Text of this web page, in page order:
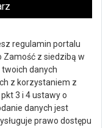
regulamin portalu
Zamość z siedzibą w
danych
z korzystaniem z
3 i 4 ustawy o
danych jest
prawo dostępu